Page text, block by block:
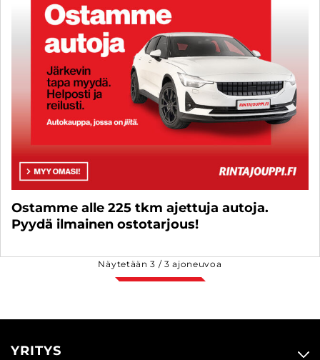
Ostamme alle 225 tkm ajettuja autoja.
Pyydä ilmainen ostotarjous!
Näytetään3 /3 ajoneuvoa
YRITYS